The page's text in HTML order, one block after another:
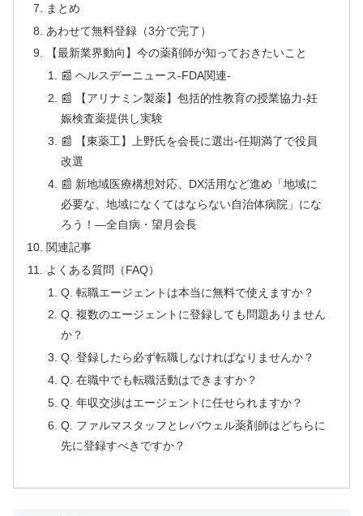
まとめ
あわせて無料登録（3分で完了）
【最新業界動向】今の薬剤師が知っておきたいこと
📰 ヘルスデーニュース‐FDA関連‐
📰 【アリナミン製薬】包括的性教育の授業協力‐妊
娠検査薬提供し実験
📰 【東薬工】上野氏を会長に選出‐任期満了で役員
改選
📰 新地域医療構想対応、DX活用など進め「地域に
必要な、地域になくてはならない自治体病院」にな
ろう！—全自病・望月会長
関連記事
よくある質問（FAQ）
Q. 転職エージェントは本当に無料で使えますか？
Q. 複数のエージェントに登録しても問題ありません
か？
Q. 登録したら必ず転職しなければなりませんか？
Q. 在職中でも転職活動はできますか？
Q. 年収交渉はエージェントに任せられますか？
Q. ファルマスタッフとレバウェル薬剤師はどちらに
先に登録すべきですか？